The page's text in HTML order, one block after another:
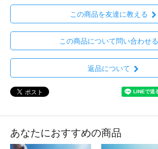
この商品を友達に教える
この商品について問い合わせる
返品について
あなたにおすすめの商品